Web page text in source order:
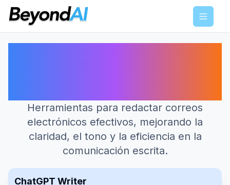
Menu
Herramientas para redactar correos
electrónicos efectivos, mejorando la
claridad, el tono y la eficiencia en la
comunicación escrita.
ChatGPT Writer